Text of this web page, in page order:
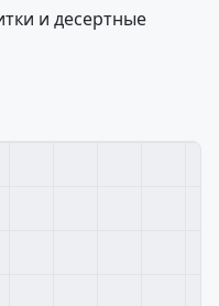
и десертные